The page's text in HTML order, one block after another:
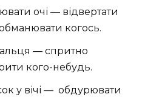
очі — відвертати
когось.
— спритно
кого-небудь.
у вічі — обдурювати